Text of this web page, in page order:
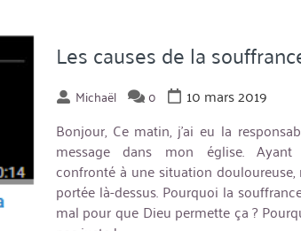
Les causes de la
Michaël 0
10 mars 2019
Bonjour, Ce matin, j’ai eu la
message dans mon église.
confronté à une situation douloureuse,
portée là-dessus. Pourquoi la
mal pour que Dieu permette ça ?